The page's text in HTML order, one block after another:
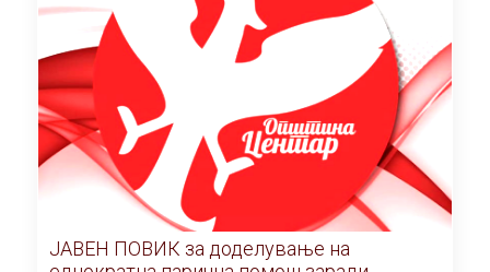
ЈАВЕН ПОВИК за доделување на